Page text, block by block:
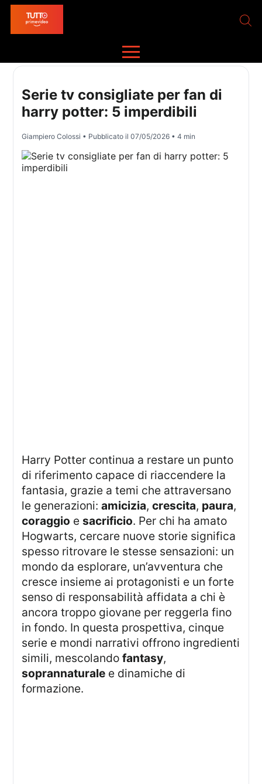
Serie tv consigliate per fan di
harry potter: 5 imperdibili
Giampiero Colossi • Pubblicato il07/05/2026 • 4 min
Harry Potter continua a restare un punto
di riferimento capace di riaccendere la
fantasia, grazie a temi che attraversano
le generazioni:amicizia,crescita, paura,
coraggio esacrificio. Per chi ha amato
Hogwarts, cercare nuove storie significa
spesso ritrovare le stesse sensazioni: un
mondo da esplorare, un’avventura che
cresce insieme ai protagonisti e un forte
senso di responsabilità affidata a chi è
ancora troppo giovane per reggerla fino
in fondo. In questa prospettiva, cinque
serie e mondi narrativi offrono ingredienti
simili, mescolandofantasy,
soprannaturale e dinamiche di
formazione.